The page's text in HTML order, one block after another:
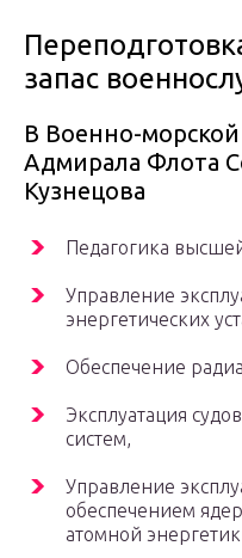
запас
В Военно-
Адмирала Флота
Кузнецова
Педагогика
Управление
энергетических
Обеспечение
Эксплуатация
систем,
Управление
обеспечением
атомной